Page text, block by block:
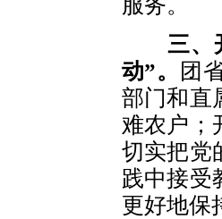
服务。
三、
动”。
团
部门和直
难农户；
切实把党
践中接受
更好地保